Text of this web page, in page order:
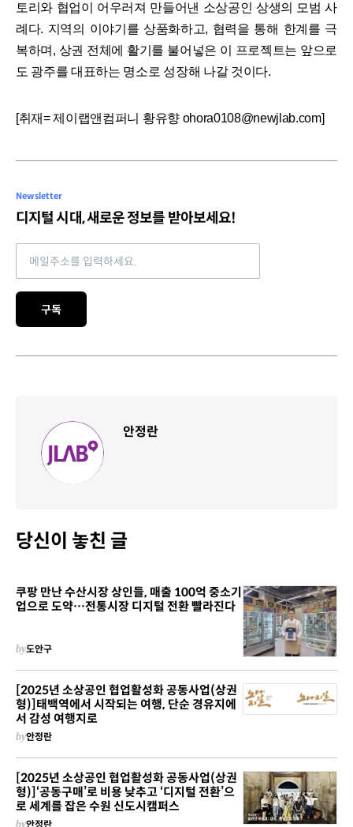
토리와 협업이 어우러져 만들어낸 소상공인 상생의 모범 사
례다. 지역의 이야기를 상품화하고, 협력을 통해 한계를 극
복하며, 상권 전체에 활기를 불어넣은 이 프로젝트는 앞으로
도 광주를 대표하는 명소로 성장해 나갈 것이다.
[취재= 제이랩앤컴퍼니 황유향 ohora0108@newjlab.com]
Newsletter
디지털 시대, 새로운 정보를 받아보세요!
Email address
구독
안정란
당신이 놓친 글
쿠팡 만난 수산시장 상인들, 매출 100억 중소기
업으로 도약…전통시장 디지털 전환 빨라진다
by도안구
[2025년 소상공인 협업활성화 공동사업(상권
형)]태백역에서 시작되는 여행, 단순 경유지에
서 감성 여행지로
by안정란
[2025년 소상공인 협업활성화 공동사업(상권
형)]‘공동구매’로 비용 낮추고 ‘디지털 전환’으
로 세계를 잡은 수원 신도시캠퍼스
by안정란